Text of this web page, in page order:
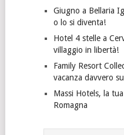
Giugno a Bellaria
o lo si diventa!
Hotel 4 stelle a
villaggio in libertà!
Family Resort
vacanza davvero
Massi Hotels, la
Romagna